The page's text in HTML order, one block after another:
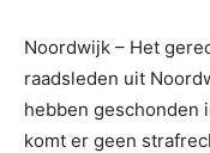
Noordwijk – Het
raadsleden uit
hebben geschonden
komt er geen